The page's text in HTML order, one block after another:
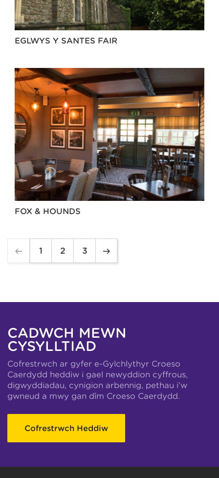
EGLWYS Y SANTES FAIR
FOX & HOUNDS
1 2 3
CADWCH MEWN
CYSYLLTIAD
Cofrestrwch ar gyfer e-Gylchlythyr Croeso
Caerdydd heddiw i gael newyddion cyffrous,
digwyddiadau, cynigion arbennig, pethau i’w
gwneud a mwy gan dîm Croeso Caerdydd.
Cofrestrwch Heddiw